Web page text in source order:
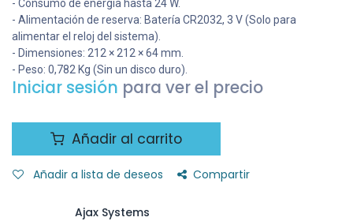
- Consumo de energía hasta 24 W.
- Alimentación de reserva: Batería CR2032, 3 V (Solo para
alimentar el reloj del sistema).
- Dimensiones: 212 × 212 × 64 mm.
- Peso: 0,782 Kg (Sin un disco duro).
Iniciar sesión para ver el precio
Añadir al carrito
Añadir a lista de deseos Compartir
Ajax Systems